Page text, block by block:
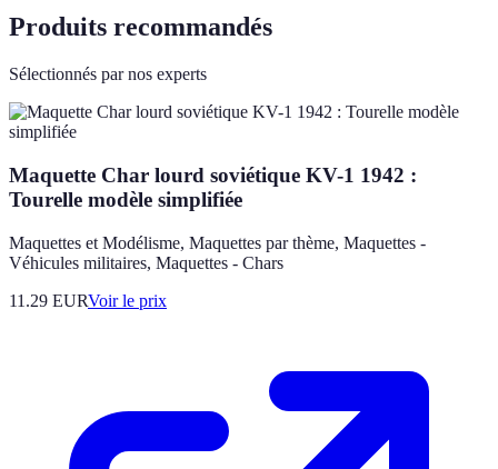
Produits recommandés
Sélectionnés par nos experts
Maquette Char lourd soviétique KV-1 1942 :
Tourelle modèle simplifiée
Maquettes et Modélisme, Maquettes par thème, Maquettes -
Véhicules militaires, Maquettes - Chars
11.29 EURVoir le prix